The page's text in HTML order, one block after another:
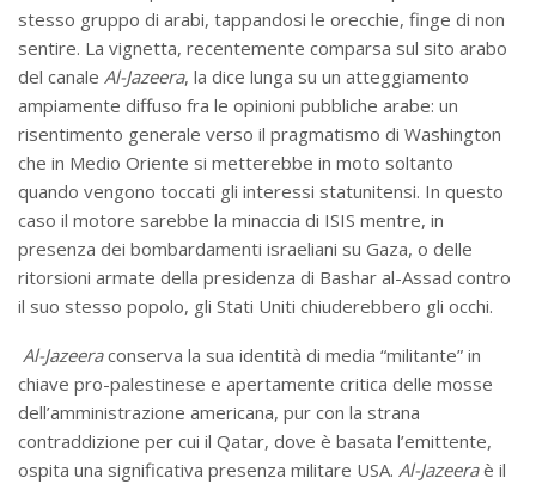
stesso gruppo di arabi, tappandosi le orecchie, finge di non
sentire. La vignetta, recentemente comparsa sul sito arabo
del canale Al-Jazeera, la dice lunga su un atteggiamento
ampiamente diffuso fra le opinioni pubbliche arabe: un
risentimento generale verso il pragmatismo di Washington
che in Medio Oriente si metterebbe in moto soltanto
quando vengono toccati gli interessi statunitensi. In questo
caso il motore sarebbe la minaccia di ISIS mentre, in
presenza dei bombardamenti israeliani su Gaza, o delle
ritorsioni armate della presidenza di Bashar al-Assad contro
il suo stesso popolo, gli Stati Uniti chiuderebbero gli occhi.
Al-Jazeeraconserva la sua identità di media “militante” in
chiave pro-palestinese e apertamente critica delle mosse
dell’amministrazione americana, pur con la strana
contraddizione per cui il Qatar, dove è basata l’emittente,
ospita una significativa presenza militare USA. Al-Jazeeraè il